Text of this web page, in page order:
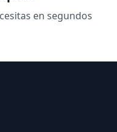
en segundos